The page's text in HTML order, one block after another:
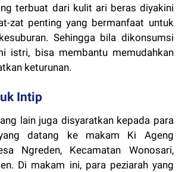
terbuat dari kulit ari beras diyakini
zat penting yang bermanfaat untuk
Sehingga bila dikonsumsi
istri, bisa membantu memudahkan
keturunan.
Intip
lain juga disyaratkan kepada para
datang ke makam Ki Ageng
Ngreden, Kecamatan Wonosari,
Di makam ini, para peziarah yang